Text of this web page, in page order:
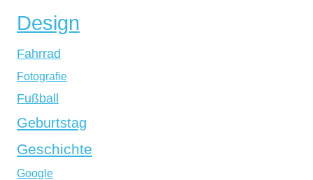
Design
Fahrrad
Fotografie
Fußball
Geburtstag
Geschichte
Google